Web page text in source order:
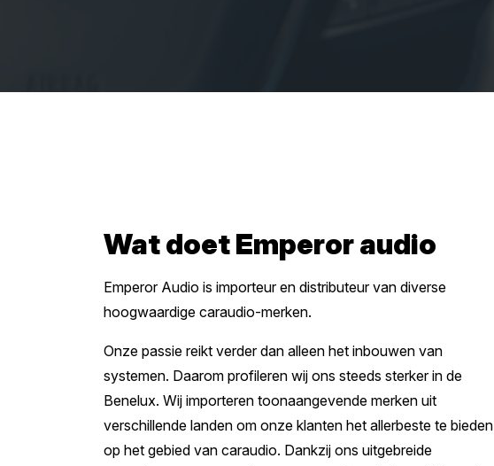
Wat doet Emperor audio
Emperor Audio is importeur en distributeur van diverse
hoogwaardige caraudio-merken.
Onze passie reikt verder dan alleen het inbouwen van
systemen. Daarom profileren wij ons steeds sterker in de
Benelux. Wij importeren toonaangevende merken uit
verschillende landen om onze klanten het allerbeste te bieden
op het gebied van caraudio. Dankzij ons uitgebreide